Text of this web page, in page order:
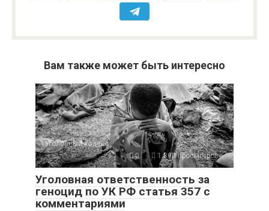
Вам также может быть интересно
Уголовный кодекс
0
1 390 просмотров
Уголовная ответственность за
геноцид по УК РФ статья 357 с
комментариями